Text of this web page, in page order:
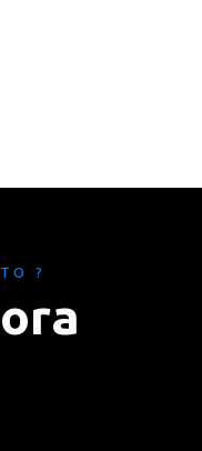
T O ?
ora